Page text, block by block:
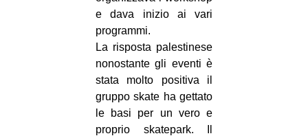
e dava inizio ai vari
programmi.
La risposta palestinese
nonostante gli eventi è
stata molto positiva il
gruppo skate ha gettato
le basi per un vero e
proprio skatepark. Il